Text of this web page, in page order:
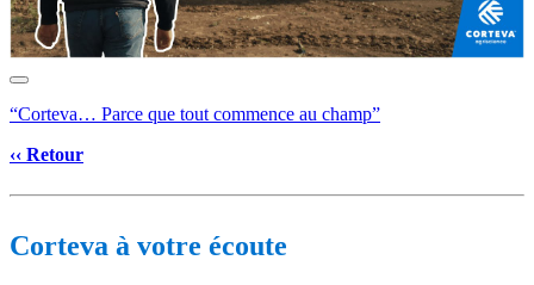
“Corteva… Parce que tout commence au champ”
‹‹ Retour
Corteva à votre écoute